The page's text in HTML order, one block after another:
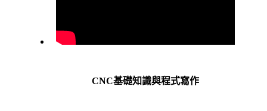
CNC基礎知識與程式寫作